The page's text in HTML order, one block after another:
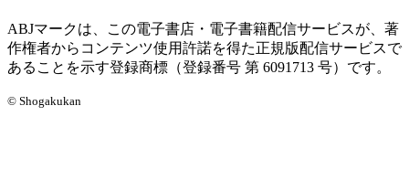
ABJマークは、この電子書店・電子書籍配信サービスが、著
作権者からコンテンツ使用許諾を得た正規版配信サービスで
あることを示す登録商標（登録番号 第 6091713 号）です。
© Shogakukan